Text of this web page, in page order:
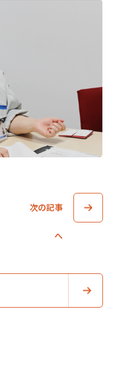
次の記事
へ